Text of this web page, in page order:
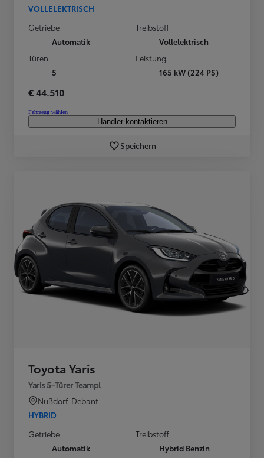
VOLLELEKTRISCH
Getriebe
Automatik
Treibstoff
Vollelektrisch
Türen
5
Leistung
165 kW (224 PS)
€ 44.510
Fahrzeug wählen
Händler kontaktieren
Speichern
Toyota Yaris
Yaris 5-Türer Teampl
Nußdorf-Debant
HYBRID
Getriebe
Automatik
Treibstoff
Hybrid Benzin